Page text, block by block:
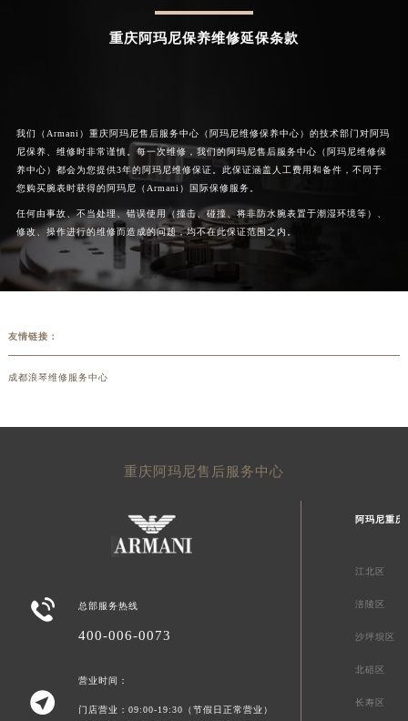
重庆阿玛尼保养维修延保条款
我们（Armani）重庆阿玛尼售后服务中心（阿玛尼维修保养中心）的技术部门对阿玛
尼保养、维修时非常谨慎。每一次维修，我们的阿玛尼售后服务中心（阿玛尼维修保
养中心）都会为您提供3年的阿玛尼维修保证。此保证涵盖人工费用和备件，不同于
您购买腕表时获得的阿玛尼（Armani）国际保修服务。
任何由事故、不当处理、错误使用（撞击、碰撞、将非防水腕表置于潮湿环境等）、
修改、操作进行的维修而造成的问题，均不在此保证范围之内。
友情链接：
成都浪琴维修服务中心
重庆阿玛尼售后服务中心
 总部服务热线
400-006-0073

营业时间：
门店营业：09:00-19:30（节假日正常营业）
阿玛尼重
江北区
涪陵区
沙坪坝区
北碚区
长寿区